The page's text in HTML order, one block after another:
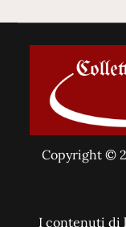
Copyright ©
I contenuti di